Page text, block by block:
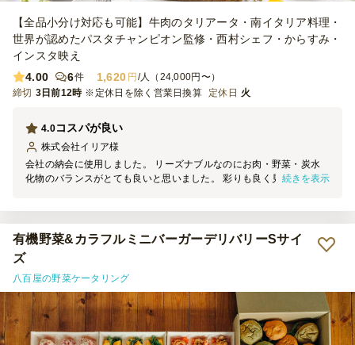
【全品小分け対応も可能】牛肉のタリアータ・南イタリア料理・
世界が認めたパスタチャンピオン監修・西村シェフ・からすみ・
インスタ映え
4.00
6件 1,620 円 /人（24,000円〜）
締切 3日前12時 ※定休日を除く営業日換算 定休日 火
コスパが良い
4.0
株式会社イリア様
会社の納会に使用しました。 リーズナブルなのにお肉・野菜・炭水
化物のバランスがとても良いと思いました。 彩りも良く見栄えがす
なかったので、出席者も満足してくれたのかなと思います。
続きを表示
有機野菜&カラフルミニバーガーデリバリーSサイ
ズ
八百屋の野菜ケータリング